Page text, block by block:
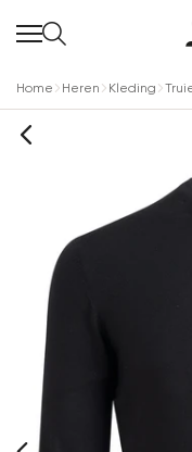
Home Heren Kleding